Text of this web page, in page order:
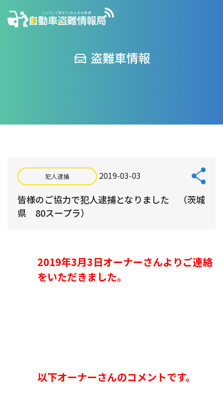
盗難車情報
犯人逮捕 2019-03-03
皆様のご協力で犯人逮捕となりました （茨城
県 80スープラ）
2019年3月3日オーナーさんよりご連絡
をいただきました。
以下オーナーさんのコメントです。